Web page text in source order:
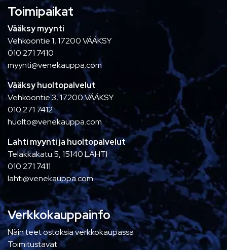
Toimipaikat
Vääksy myynti
Vehkoontie 1, 17200 VÄÄKSY
010 271 7410
myynti@venekauppa.com
Vääksy huoltopalvelut
Vehkoontie 3, 17200 VÄÄKSY
010 271 7412
huolto@venekauppa.com
Lahti myynti ja huoltopalvelut
Telakkakatu 5, 15140 LAHTI
010 271 7411
lahti@venekauppa.com
Verkkokauppainfo
Näin teet ostoksia verkkokaupassa
Toimitustavat